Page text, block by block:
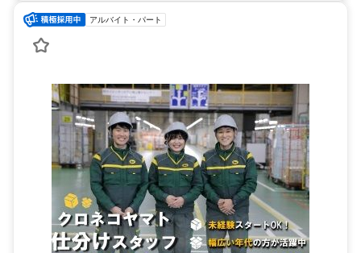
アルバイト・パート